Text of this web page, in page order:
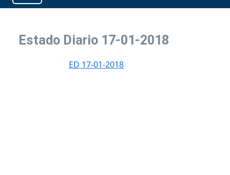
Estado Diario 17-01-2018
ED 17-01-2018